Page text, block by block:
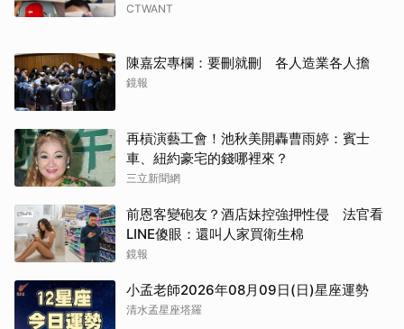
CTWANT
陳嘉宏專欄：要刪就刪 各人造業各人擔
鏡報
再槓演藝工會！池秋美開轟曹雨婷：賓士
車、紐約豪宅的錢哪裡來？
三立新聞網
前恩客變砲友？酒店妹控強押性侵 法官看
LINE傻眼：還叫人家買衛生棉
鏡報
小孟老師2026年08月09日(日)星座運勢
清水孟星座塔羅